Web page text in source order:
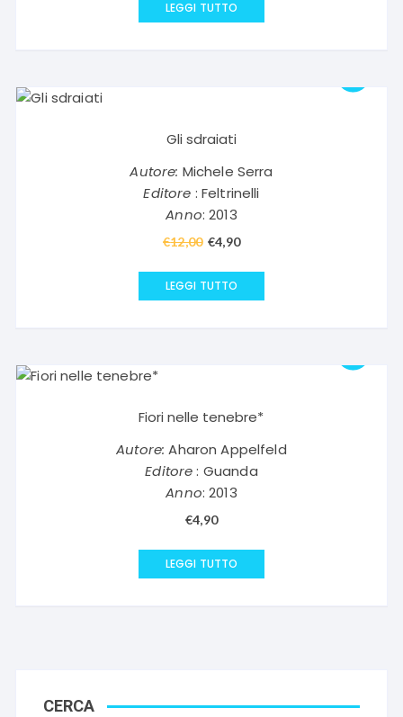
originale
LEGGI TUTTO
Gli sdraiati
Autore: Michele Serra
Editore : Feltrinelli
Anno: 2013
€12,00 Il
originale
€4,90Il
LEGGI TUTTO
Fiori nelle tenebre*
Autore: Aharon Appelfeld
Editore: Guanda
Anno: 2013
€4,90
LEGGI TUTTO
CERCA